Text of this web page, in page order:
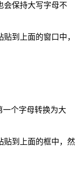
会保持大写字母不
到上面的窗口中，
一个字母转换为大
贴到上面的框中，然